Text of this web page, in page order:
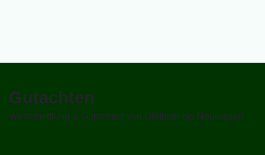
Gutachten
Wert­ermittlung & Gutachten von Oldtimer bis Neuwagen